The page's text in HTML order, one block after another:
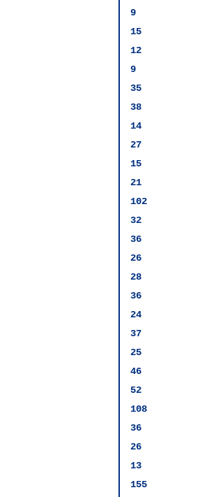
9
15
12
9
35
38
14
27
15
21
102
32
36
26
28
36
24
37
25
46
52
108
36
26
13
155